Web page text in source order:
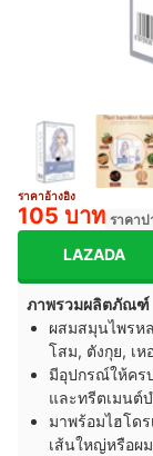
ราคาอ้างอิง
105 บาท ราคาป
LAZADA
ภาพรวมผลิตภัณฑ์
ผสมสมุนไพรห
โสม, ตังกุย, เห
มีอุปกรณ์ให้คร
และทรีตเมนต์
มาพร้อมไฮโด
เส้นใหญ่หรือผ